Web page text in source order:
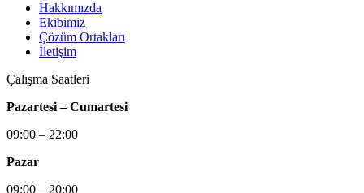
Hakkımızda
Ekibimiz
Çözüm Ortakları
İletişim
Çalışma Saatleri
Pazartesi – Cumartesi
09:00 – 22:00
Pazar
09:00 – 20:00